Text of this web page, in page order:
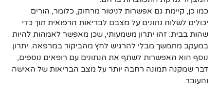
כמו כן, קיימת גם אפשרות לניטור מרחוק, כלומר, הורים
יכולים לשלוח נתונים על מצבם לבריאות הרפואית תוך כדי
שהות בבית. זהו יתרון משמעותי, שכן מאפשר לאמהות להיות
במעקב מתמשך מבלי להרגיש לחץ מהביקור במרפאה. יתרון
נוסף הוא האפשרות לשתף את הנתונים עם רופאים נוספים,
דבר שמקנה תמונה רחבה יותר על מצב הבריאות של האישה
והעובר.